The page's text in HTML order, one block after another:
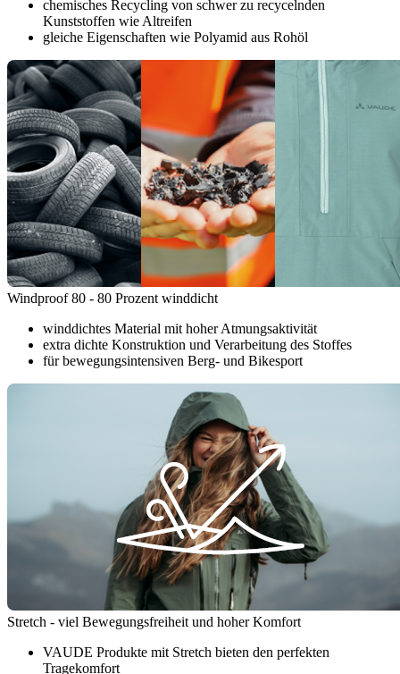
chemisches Recycling von schwer zu recycelnden
Kunststoffen wie Altreifen
gleiche Eigenschaften wie Polyamid aus Rohöl
Windproof 80 - 80 Prozent winddicht
winddichtes Material mit hoher Atmungsaktivität
extra dichte Konstruktion und Verarbeitung des Stoffes
für bewegungsintensiven Berg- und Bikesport
Stretch - viel Bewegungsfreiheit und hoher Komfort
VAUDE Produkte mit Stretch bieten den perfekten
Tragekomfort